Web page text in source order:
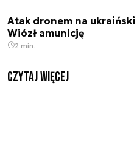
Atak dronem na
Wiózł amunicję
2 min.
czytaj więcej